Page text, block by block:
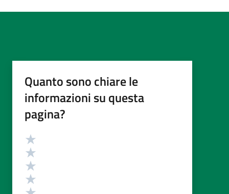
Quanto sono chiare le
informazioni su questa
pagina?
Valutazione